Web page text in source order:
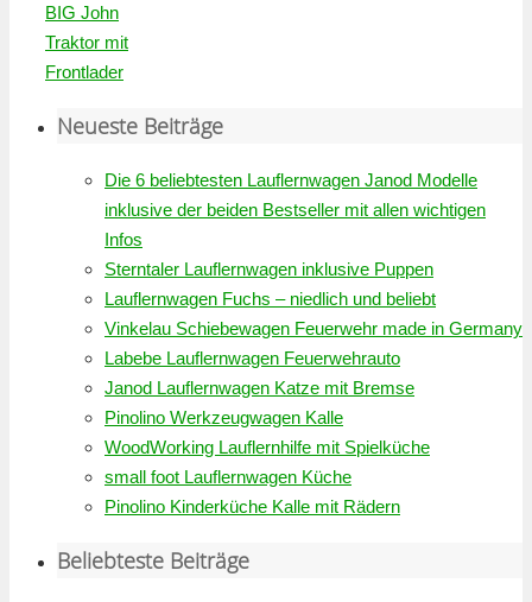
BIG John
Traktor mit
Frontlader
Neueste Beiträge
Die 6 beliebtesten Lauflernwagen Janod Modelle
inklusive der beiden Bestseller mit allen wichtigen
Infos
Sterntaler Lauflernwagen inklusive Puppen
Lauflernwagen Fuchs – niedlich und beliebt
Vinkelau Schiebewagen Feuerwehr made in Germany
Labebe Lauflernwagen Feuerwehrauto
Janod Lauflernwagen Katze mit Bremse
Pinolino Werkzeugwagen Kalle
WoodWorking Lauflernhilfe mit Spielküche
small foot Lauflernwagen Küche
Pinolino Kinderküche Kalle mit Rädern
Beliebteste Beiträge